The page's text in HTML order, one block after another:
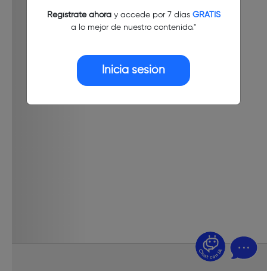
Regístrate ahoray accede por 7 días GRATIS
a lo mejor de nuestro contenido."
Inicia sesión